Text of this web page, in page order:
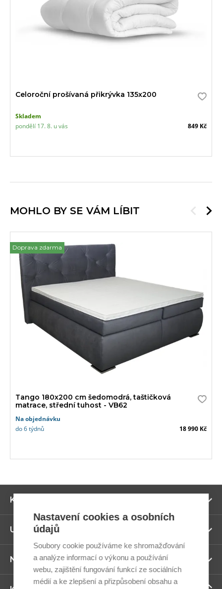
Celoroční prošívaná přikrývka 135x200
Skladem
pondělí 17. 8. u vás
849 Kč
MOHLO BY SE VÁM LÍBIT
Doprava zdarma
Tango 180x200 cm šedomodrá, taštičková
matrace, střední tuhost - VB62
Na objednávku
do 6 týdnů
18 990 Kč
Kategorie
Užitečné odkazy
Newsletter
Nastavení cookies a osobních
údajů
Soubory cookie používáme ke shromažďování
a analýze informací o výkonu a používání
webu, zajištění fungování funkcí ze sociálních
médií a ke zlepšení a přizpůsobení obsahu a